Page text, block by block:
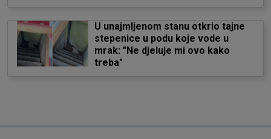
U unajmljenom stanu otkrio tajne
stepenice u podu koje vode u
mrak: "Ne djeluje mi ovo kako
treba"